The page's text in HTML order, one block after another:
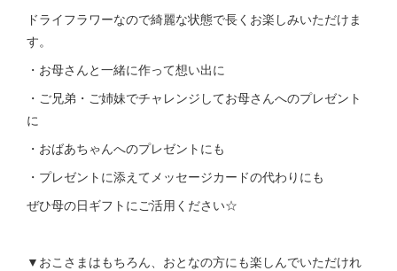
ドライフラワーなので綺麗な状態で長くお楽しみいただけま
す。
・お母さんと一緒に作って想い出に
・ご兄弟・ご姉妹でチャレンジしてお母さんへのプレゼント
に
・おばあちゃんへのプレゼントにも
・プレゼントに添えてメッセージカードの代わりにも
ぜひ母の日ギフトにご活用ください☆
▼おこさまはもちろん、おとなの方にも楽しんでいただけれ